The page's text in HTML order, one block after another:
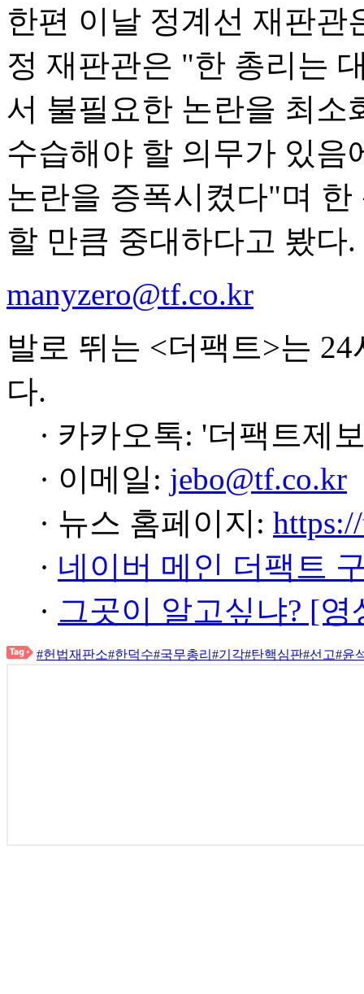
한편 이날 정계선 재판관
정 재판관은 "한 총리는
서 불필요한 논란을 최소
수습해야 할 의무가 있음
논란을 증폭시켰다"며
할 만큼 중대하다고 봤다.
manyzero@tf.co.kr
발로 뛰는 <더팩트>는
다.
· 카카오톡: '더팩트제
· 이메일: jebo@tf.co.kr
· 뉴스 홈페이지:
· 네이버 메인 더팩트
· 그곳이 알고싶냐? [
#헌법재판소#한덕수#국무총리 #기각#탄핵심판#선고#윤